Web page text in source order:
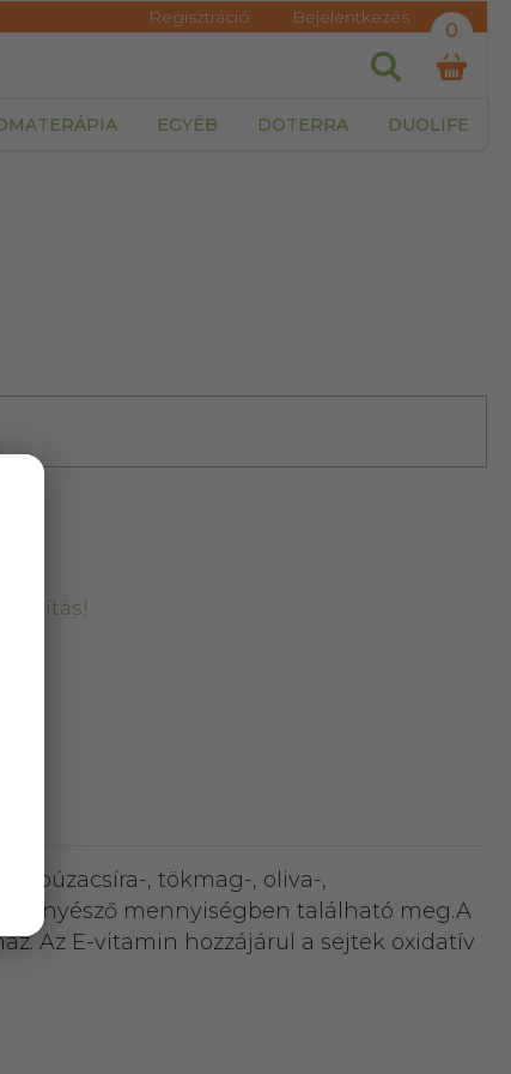
Regisztráció Bejelentkezés
0
EGYÉB DOTERRA DUOLIFE
,búzacsíra-, tökmag-, oliva-,
elenyésző mennyiségben található meg.A
Az E-vitamin hozzájárul a sejtek oxidatív